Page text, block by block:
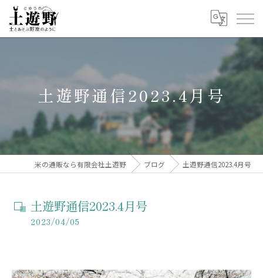
土遊野通信2023.4月号
米の通販なら有限会社土遊野 ブログ 土遊野通信2023.4月号
土遊野通信2023.4月号
2023/04/05